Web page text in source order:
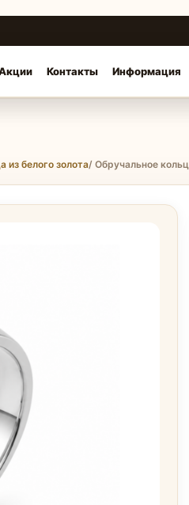
Контакты Информация
из белого золота/ Обручальное